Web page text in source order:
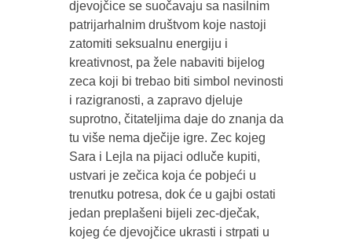
djevojčice se suočavaju sa nasilnim
patrijarhalnim društvom koje nastoji
zatomiti seksualnu energiju i
kreativnost, pa žele nabaviti bijelog
zeca koji bi trebao biti simbol nevinosti
i razigranosti, a zapravo djeluje
suprotno, čitateljima daje do znanja da
tu više nema dječije igre. Zec kojeg
Sara i Lejla na pijaci odluče kupiti,
ustvari je zečica koja će pobjeći u
trenutku potresa, dok će u gajbi ostati
jedan preplašeni bijeli zec-dječak,
kojeg će djevojčice ukrasti i strpati u